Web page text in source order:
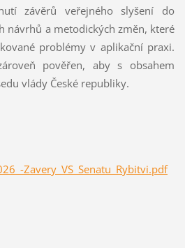
závěrů veřejného slyšení do
návrhů a metodických změn, které
problémy v aplikační praxi.
pověřen, aby s obsahem
vlády České republiky.
Zavery_VS_Senatu_Rybitvi.pdf